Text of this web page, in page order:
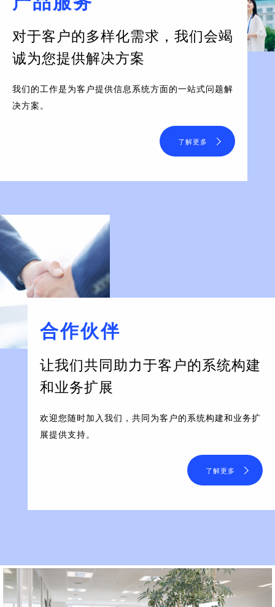
对于客户的多样化需求， 我们会竭
诚为您提供解决方案
我们的工作是为客户提供信息系统方面的一站式问题解
决方案。
了解更多
合作伙伴
让我们共同助力于客户的系统构建
和业务扩展
欢迎您随时加入我们，共同为客户的系统构建和业务扩
展提供支持。
了解更多